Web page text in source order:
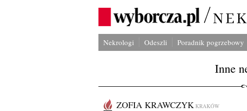
Nekrologi Odeszli Poradnik pogrzebowy
Inne
ZOFIA KRAWCZYK KRAKÓW